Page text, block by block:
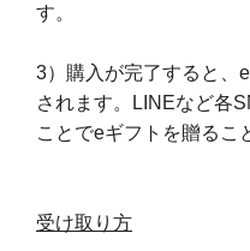
す。
3）購入が完了すると、
されます。LINEなど各
ことでeギフトを贈るこ
受け取り方